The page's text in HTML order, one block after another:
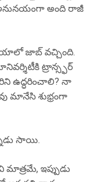
అంది రాజీ
జాబ్ వచ్చింది.
ట్రాన్స్ఫర్
ఉద్ధరించాలి? నా
మానేసి శుభ్రంగా
సాయి.
ఇప్పుడు